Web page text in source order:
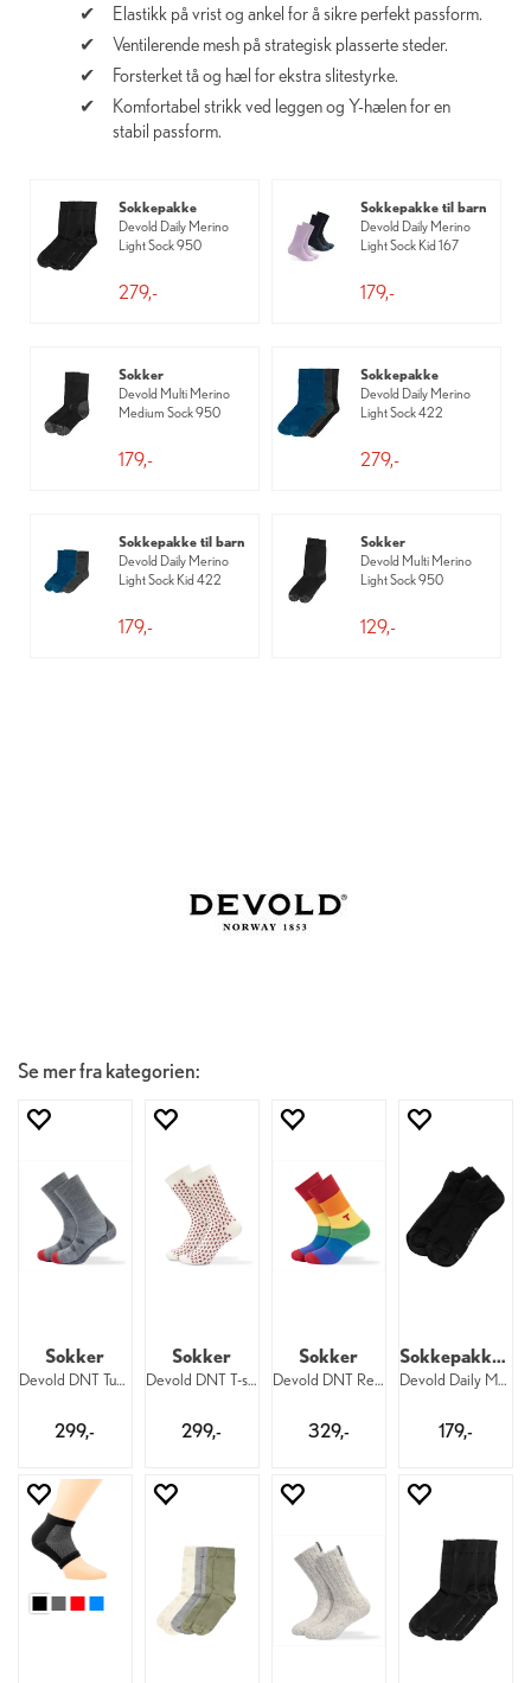
Elastikk på vrist og ankel for å sikre perfekt passform.
Ventilerende mesh på strategisk plasserte steder.
Forsterket tå og hæl for ekstra slitestyrke.
Komfortabel strikk ved leggen og Y-hælen for en
stabil passform.
Sokkepakke
Devold Daily Merino
Light Sock 950
279,-
Sokkepakke til barn
Devold Daily Merino
Light Sock Kid 167
179,-
Sokker
Devold Multi Merino
Medium Sock 950
179,-
Sokkepakke
Devold Daily Merino
Light Sock 422
279,-
Sokkepakke til barn
Devold Daily Merino
Light Sock Kid 422
179,-
Sokker
Devold Multi Merino
Light Sock 950
129,-
Se mer fra kategorien:
Sokker
Devold DNT Tursokk 940
299,-
Sokker
Devold DNT T-sokk 207
299,-
Sokker
Devold DNT Regnbuesokk 653
329,-
Sokkepakke 2 pk
Devold Daily Merino Shorty 950
179,-